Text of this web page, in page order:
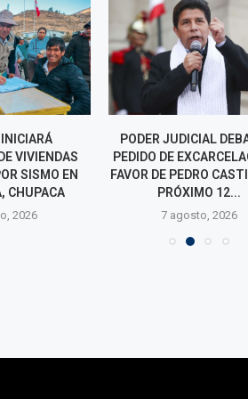
DEBATIRÁ
A
CASTILLO EL
12...
2026
GOBIERNO
ACCIONES
MINERÍA ILEGAL
AMAZONÍA DESDE
7 agosto, 2026